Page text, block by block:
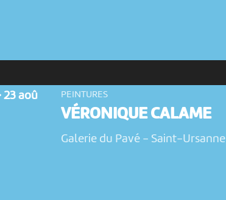
23 aoû PEINTURES
VÉRONIQUE CALAME
Galerie du Pavé - Saint-Ursanne